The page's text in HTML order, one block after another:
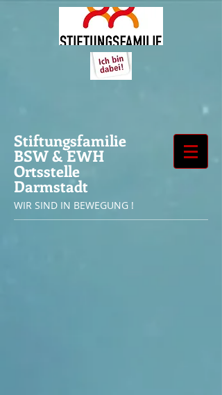
Stiftungsfamilie
BSW & EWH
Ortsstelle
Darmstadt
WIR SIND IN BEWEGUNG !